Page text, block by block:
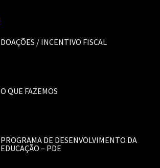
DOAÇÕES / INCENTIVO FISCAL
O QUE FAZEMOS
PROGRAMA DE DESENVOLVIMENTO DA
EDUCAÇÃO – PDE